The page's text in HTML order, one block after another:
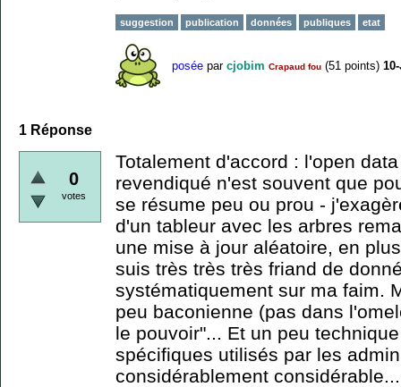
suggestion publication données publiques etat
posée par cjobim Crapaud fou (51 points)
1 Réponse
0
votes
Totalement d'accord : l'open
revendiqué n'est souvent que
se résume peu ou prou -
d'un tableur avec les arbres
une mise à jour aléatoire, en
suis très très très friand de
systématiquement sur ma faim.
peu baconienne (pas dans
le pouvoir"... Et un peu
spécifiques utilisés par les
considérablement considérable...